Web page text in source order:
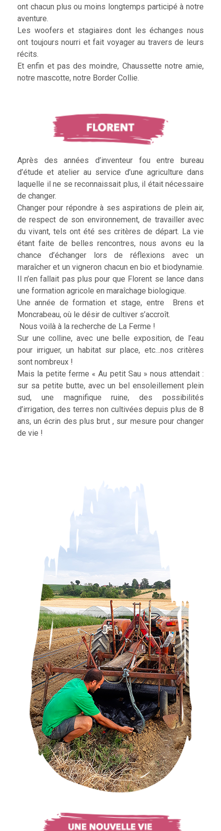
ont chacun plus ou moins longtemps participé à notre
aventure.
Les woofers et stagiaires dont les échanges nous
ont toujours nourri et fait voyager au travers de leurs
récits.
Et enfin et pas des moindre, Chaussette notre amie,
notre mascotte, notre Border Collie.
Après des années d’inventeur fou entre bureau
d’étude et atelier au service d’une agriculture dans
laquelle il ne se reconnaissait plus, il était nécessaire
de changer.
Changer pour répondre à ses aspirations de plein air,
de respect de son environnement, de travailler avec
du vivant, tels ont été ses critères de départ. La vie
étant faite de belles rencontres, nous avons eu la
chance d’échanger lors de réflexions avec un
maraîcher et un vigneron chacun en bio et biodynamie.
Il n’en fallait pas plus pour que Florent se lance dans
une formation agricole en maraîchage biologique.
Une année de formation et stage, entre Brens et
Moncrabeau, où le désir de cultiver s’accroît.
Nous voilà à la recherche de La Ferme !
Sur une colline, avec une belle exposition, de l’eau
pour irriguer, un habitat sur place, etc…nos critères
sont nombreux !
Mais la petite ferme « Au petit Sau » nous attendait :
sur sa petite butte, avec un bel ensoleillement plein
sud, une magnifique ruine, des possibilités
d’irrigation, des terres non cultivées depuis plus de 8
ans, un écrin des plus brut , sur mesure pour changer
de vie !